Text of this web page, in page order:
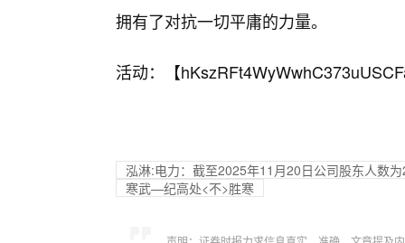
拥有了对抗一切平庸的力量。
活动：【
泓淋:电力：截至2025年11月20日公司股东人数
寒武—纪高处<不>胜寒